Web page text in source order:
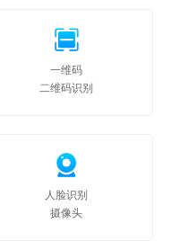
一维码
二维码识别
人脸识别
摄像头